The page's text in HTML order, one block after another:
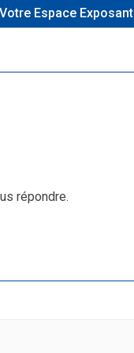
Votre Espace Exposant
répondre.